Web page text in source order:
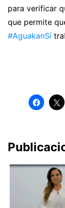
para verificar
que permite
#AguakanSí